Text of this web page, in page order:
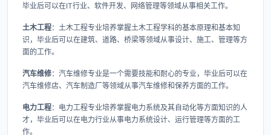
毕业后可以在IT行业、软件开发、网络管理等领域从事相关工作。
土木工程：土木工程专业培养掌握土木工程学科的基本原理和基本知
识，毕业后可以在建筑、道路、桥梁等领域从事设计、施工、管理等方
面的工作。
汽车维修：汽车维修专业是一个需要技能和耐心的专业，毕业后可以在
汽车维修店、汽车制造厂等领域从事汽车维修和保养方面的工作。
电力工程：电力工程专业培养掌握电力系统及其自动化等方面知识的人
才，毕业后可以在电力行业从事电力系统设计、运行管理等方面的工
作。